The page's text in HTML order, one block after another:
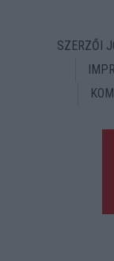
SZERZŐI